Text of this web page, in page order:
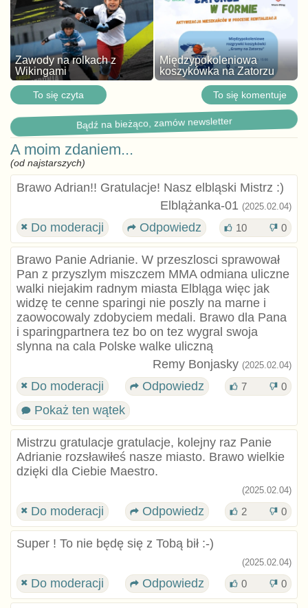
Zawody na rolkach z
Wikingami
Międzypokoleniowa
koszykówka na Zatorzu
To się czyta To się komentuje
Bądź na bieżąco, zamów newsletter
A moim zdaniem...
(od najstarszych)
Brawo Adrian!! Gratulacje! Nasz elbląski Mistrz :)
Elblążanka-01 (2025.02.04)
Do moderacji Odpowiedz 10 0
Brawo Panie Adrianie. W przeszlosci sprawował
Pan z przyszlym miszczem MMA odmiana uliczne
walki niejakim radnym miasta Elbląga więc jak
widzę te cenne sparingi nie poszly na marne i
zaowocowaly zdobyciem medali. Brawo dla Pana
i sparingpartnera tez bo on tez wygral swoja
slynna na cala Polske walke uliczną
Remy Bonjasky (2025.02.04)
Do moderacji Odpowiedz 7 0
Pokaż ten wątek
Mistrzu gratulacje gratulacje, kolejny raz Panie
Adrianie rozsławiłeś nasze miasto. Brawo wielkie
dzięki dla Ciebie Maestro.
(2025.02.04)
Do moderacji Odpowiedz 2 0
Super ! To nie będę się z Tobą bił :⁠-⁠)
(2025.02.04)
Do moderacji Odpowiedz 0 0